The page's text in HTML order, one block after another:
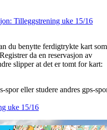
Tilleggstrening uke 15/16
du benytte ferdigtrykte kart som
da en reservasjon av
slipper at det er tomt for kart:
eller studere andres gps-
uke 15/16